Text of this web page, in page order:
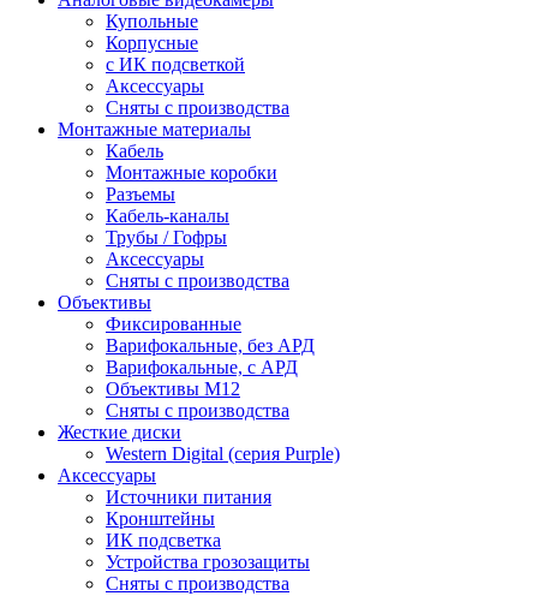
Купольные
Корпусные
c ИК подсветкой
Аксессуары
Сняты с производства
Монтажные материалы
Кабель
Монтажные коробки
Разъемы
Кабель-каналы
Трубы / Гофры
Аксессуары
Сняты с производства
Объективы
Фиксированные
Варифокальные, без АРД
Варифокальные, с АРД
Объективы M12
Сняты с производства
Жесткие диски
Western Digital (серия Purple)
Аксессуары
Источники питания
Кронштейны
ИК подсветка
Устройства грозозащиты
Сняты с производства